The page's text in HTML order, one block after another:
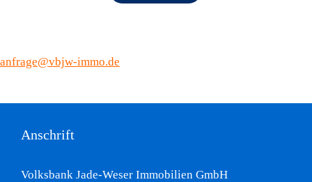
anfrage@vbjw-immo.de
Anschrift
Volksbank Jade-Weser Immobilien GmbH